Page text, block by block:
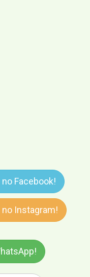
Facebook!
Instagram!